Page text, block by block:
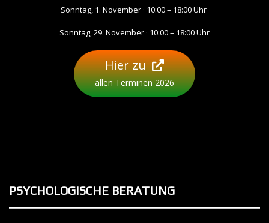
Sonntag, 1. November · 10:00 – 18:00 Uhr
Sonntag, 29. November · 10:00 – 18:00 Uhr
Hier zu
allen Terminen 2026
PSYCHOLOGISCHE BERATUNG